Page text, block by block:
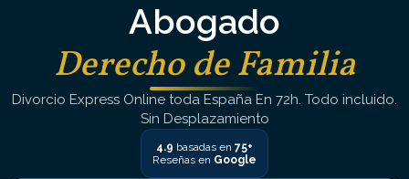
Abogado
Derecho de Familia
Divorcio Express Online toda España En 72h. Todo incluido.
Sin Desplazamiento
4.9 basadas en 75+
Reseñas en Google